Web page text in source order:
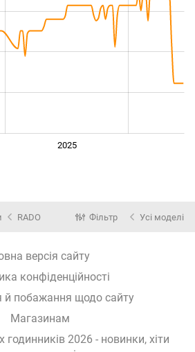
2025
RADO Фільтр Усі моделі
версія сайту
конфіденційності
й побажання щодо сайту
Магазинам
годинників 2026 - новинки, хіти